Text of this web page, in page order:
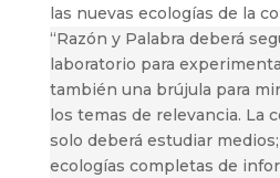
las nuevas ecologías de la
“Razón y Palabra deberá
laboratorio para
también una brújula para
los temas de relevancia. La
solo deberá estudiar
ecologías completas de